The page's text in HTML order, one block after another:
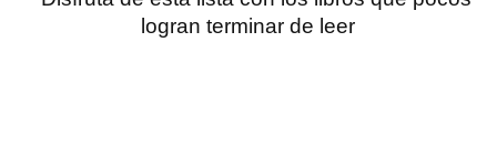
logran terminar de leer